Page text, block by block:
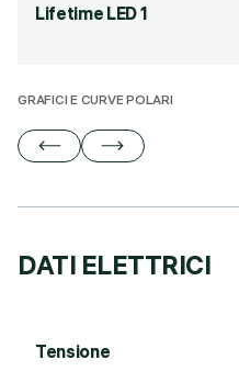
Lifetime LED 1
GRAFICI E CURVE POLARI
DATI ELETTRICI
Tensione